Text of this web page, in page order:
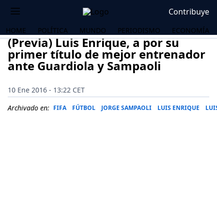
Contribuye
HOME POLÍTICA MUNDO PERIODISMO ECONOMÍA
(Previa) Luis Enrique, a por su
primer título de mejor entrenador
ante Guardiola y Sampaoli
10 Ene 2016 - 13:22 CET
Archivado en: FIFA FÚTBOL JORGE SAMPAOLI LUIS ENRIQUE